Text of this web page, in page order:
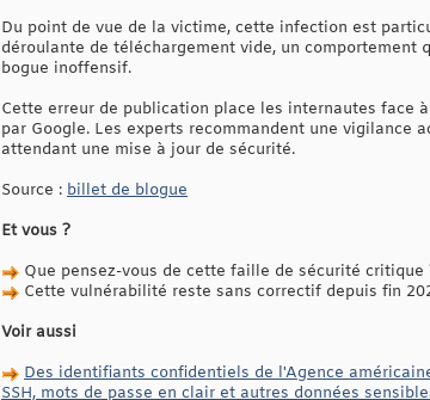
Du point de vue de la victime, cette infection est
déroulante de téléchargement vide, un
bogue inoffensif.
Cette erreur de publication place les internautes face
par Google. Les experts recommandent une vigilance
attendant une mise à jour de sécurité.
Source : billet de blogue
Et vous ?
Que pensez-vous de cette faille de sécurité critique
Cette vulnérabilité reste sans correctif depuis fin
Voir aussi
Des identifiants confidentiels de l'Agence
SSH, mots de passe en clair et autres données